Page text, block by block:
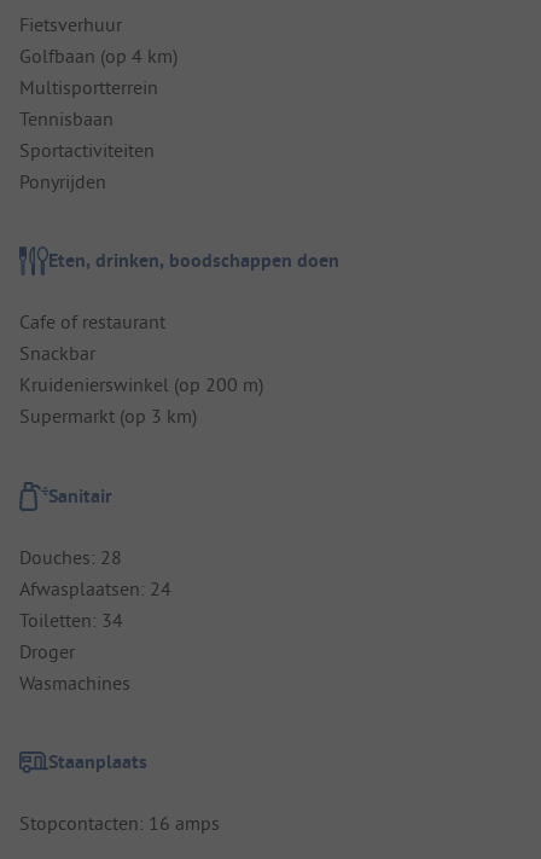
Fietsverhuur
Golfbaan (op 4 km)
Multisportterrein
Tennisbaan
Sportactiviteiten
Ponyrijden
Eten, drinken, boodschappen doen
Cafe of restaurant
Snackbar
Kruidenierswinkel (op 200 m)
Supermarkt (op 3 km)
Sanitair
Douches: 28
Afwasplaatsen: 24
Toiletten: 34
Droger
Wasmachines
Staanplaats
Stopcontacten: 16 amps